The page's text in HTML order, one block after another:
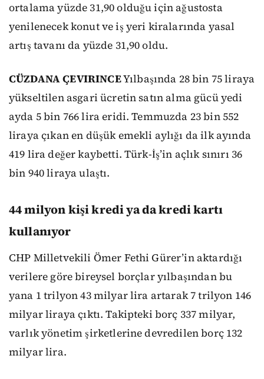
ortalama yüzde 31,90 olduğu için ağustosta
yenilenecek konut ve iş yeri kiralarında yasal
artış tavanı da yüzde 31,90 oldu.
CÜZDANA ÇEVIRINCEYılbaşında 28 bin 75 liraya
yükseltilen asgari ücretin satın alma gücü yedi
ayda 5 bin 766 lira eridi. Temmuzda 23 bin 552
liraya çıkan en düşük emekli aylığı da ilk ayında
419 lira değer kaybetti. Türk-İş’in açlık sınırı 36
bin 940 liraya ulaştı.
44 milyon kişi kredi ya da kredi kartı
kullanıyor
CHP Milletvekili Ömer Fethi Gürer’in aktardığı
verilere göre bireysel borçlar yılbaşından bu
yana 1 trilyon 43 milyar lira artarak 7 trilyon 146
milyar liraya çıktı. Takipteki borç 337 milyar,
varlık yönetim şirketlerine devredilen borç 132
milyar lira.